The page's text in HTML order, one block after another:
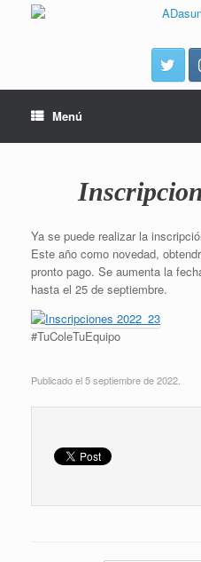
Menú
Ya se puede realizar la
Este año como novedad,
pronto pago. Se aumenta la
hasta el 25 de septiembre.
#TuColeTuEquipo
Publicado el 5 septiembre de 2022.